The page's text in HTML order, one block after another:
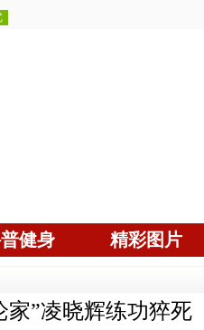
健身 精彩图片
家”凌晓辉练功猝死